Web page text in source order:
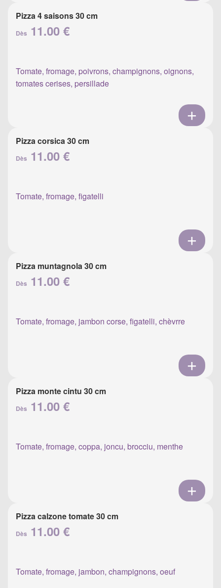
Pizza 4 saisons 30 cm
Dès 11.00 €
Tomate, fromage, poivrons, champignons, oignons,
tomates cerises, persillade
Pizza corsica 30 cm
Dès 11.00 €
Tomate, fromage, figatelli
Pizza muntagnola 30 cm
Dès 11.00 €
Tomate, fromage, jambon corse, figatelli, chèvrre
Pizza monte cintu 30 cm
Dès 11.00 €
Tomate, fromage, coppa, joncu, brocciu, menthe
Pizza calzone tomate 30 cm
Dès 11.00 €
Tomate, fromage, jambon, champignons, oeuf